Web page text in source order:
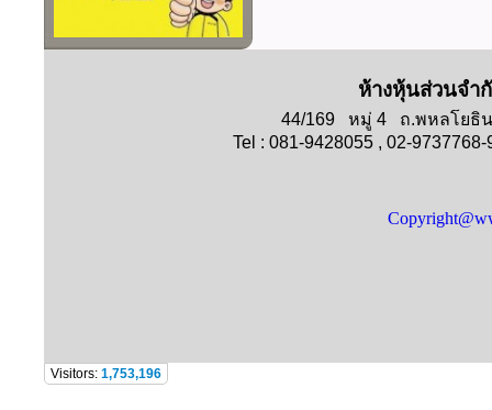
ห้างหุ้นส่วนจำ
44/169 หมู่ 4 ถ.พหลโยธิ
Tel : 081-9428055 , 02-
Visitors: 1,753,196